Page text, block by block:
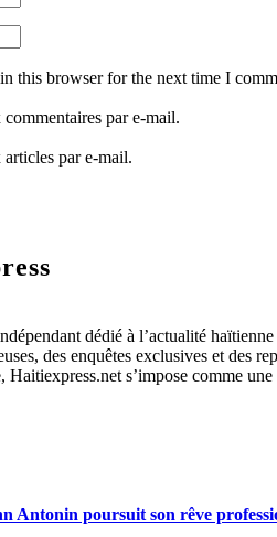
this browser for the next time I
par e-mail.
par e-mail.
dédié à l’actualité
des enquêtes exclusives et des
s’impose comme
Antonin poursuit son rêve